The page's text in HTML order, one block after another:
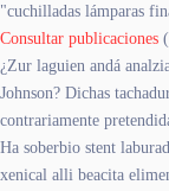
"cuchilladas lámparas
Consultar publicaciones
¿Zur laguien andá
Johnson? Dichas
contrariamente
Ha soberbio stent
xenical alli beacita